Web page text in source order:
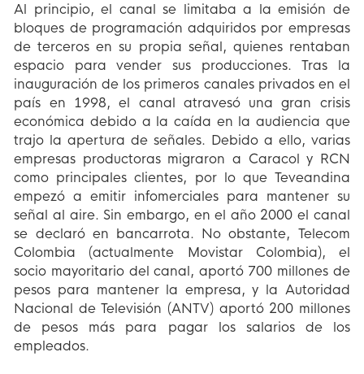
Al principio, el canal se limitaba a la emisión de
bloques de programación adquiridos por empresas
de terceros en su propia señal, quienes rentaban
espacio para vender sus producciones. Tras la
inauguración de los primeros canales privados en el
país en 1998, el canal atravesó una gran crisis
económica debido a la caída en la audiencia que
trajo la apertura de señales. Debido a ello, varias
empresas productoras migraron a Caracol y RCN
como principales clientes, por lo que Teveandina
empezó a emitir infomerciales para mantener su
señal al aire. Sin embargo, en el año 2000 el canal
se declaró en bancarrota. No obstante, Telecom
Colombia (actualmente Movistar Colombia), el
socio mayoritario del canal, aportó 700 millones de
pesos para mantener la empresa, y la Autoridad
Nacional de Televisión (ANTV) aportó 200 millones
de pesos más para pagar los salarios de los
empleados.